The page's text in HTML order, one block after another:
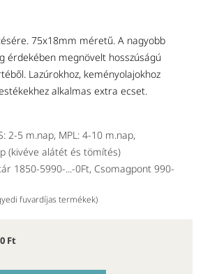
75x18mm méretű. A nagyobb
érdekében megnövelt hosszúságú
Lazúrokhoz, keményolajokhoz
alkalmas extra ecset.
2-5 m.nap, MPL: 4-10 m.nap,
(kivéve alátét és tömítés)
1850-5990-...-0Ft, Csomagpont 990-
fuvardíjas termékek)
Ft